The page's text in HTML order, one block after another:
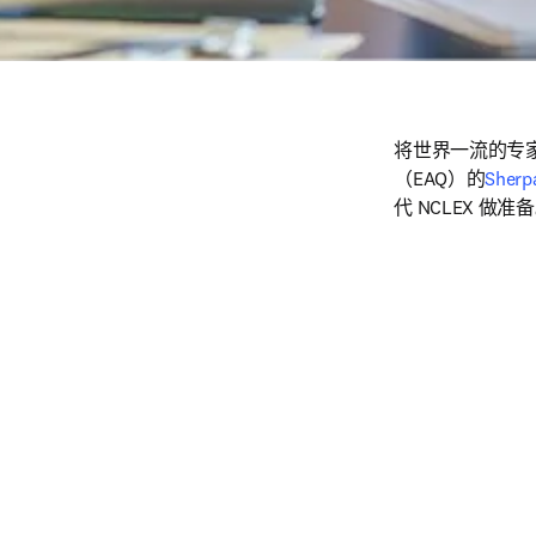
将世界一流的专
（EAQ）的
代 NCLEX 做准